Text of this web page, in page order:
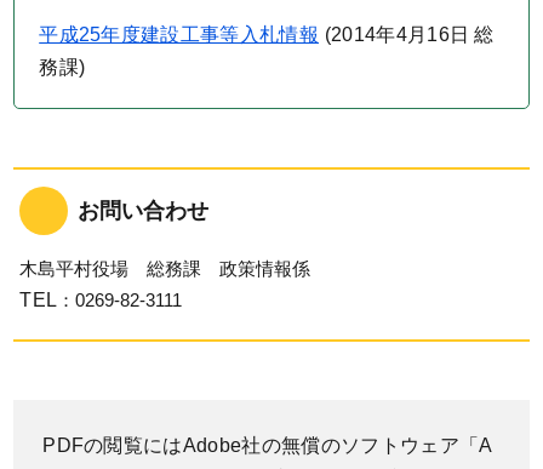
平成25年度建設工事等入札情報 (2014年4月16日 総
務課)
お問い合わせ
木島平村役場 総務課 政策情報係
TEL ：0269-82-3111
PDFの閲覧にはAdobe社の無償のソフトウェア「A